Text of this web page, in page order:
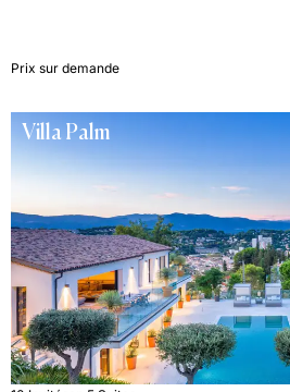
Prix sur demande
Villa Palm